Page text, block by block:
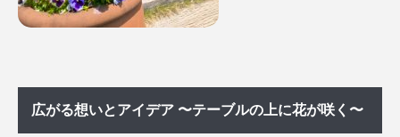
広がる想いとアイデア 〜テーブルの上に花が咲く〜